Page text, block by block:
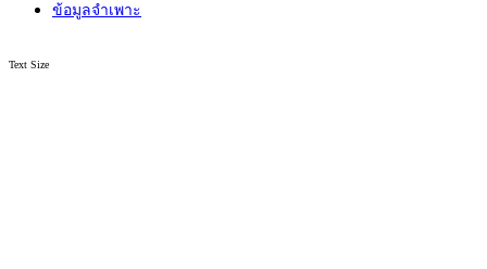
ข้อมูลจำเพาะ
Text Size